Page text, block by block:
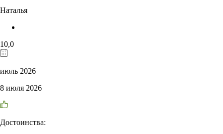
Наталья
10,0
июль 2026
8 июля 2026
Достоинства: